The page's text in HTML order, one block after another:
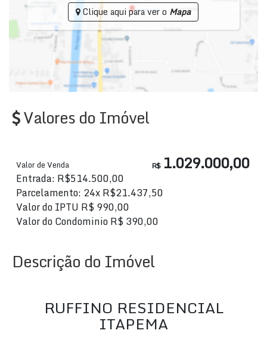
Clique aqui para ver o Mapa
Valores do Imóvel
R$1.029.000,00
Valor de Venda
Entrada: R$514.500,00
Parcelamento: 24x R$21.437,50
Valor do IPTU R$990,00
Valor do CondominioR$390,00
Descrição do Imóvel
RUFFINO RESIDENCIAL
ITAPEMA